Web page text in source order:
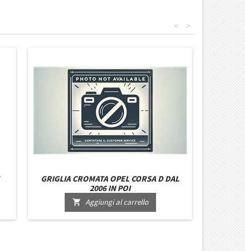
>
<
GRIGLIA CROMATA OPEL CORSA D DAL
2006 IN POI
 Aggiungi al carrello